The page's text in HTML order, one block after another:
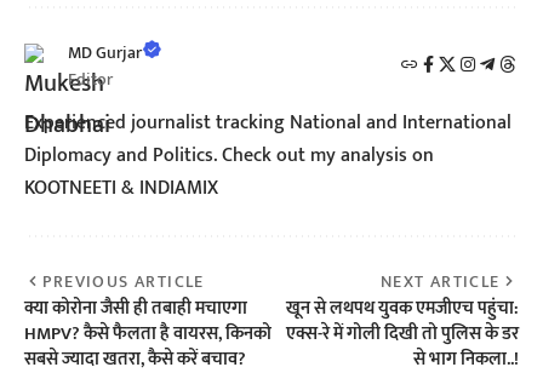
MD Gurjar
Editor
Experienced journalist tracking National and International
Diplomacy and Politics. Check out my analysis on
KOOTNEETI & INDIAMIX
PREVIOUS ARTICLE
क्या कोरोना जैसी ही तबाही मचाएगा
HMPV? कैसे फैलता है वायरस, किनको
सबसे ज्यादा खतरा, कैसे करें बचाव?
NEXT ARTICLE
खून से लथपथ युवक एमजीएच पहुंचा:
एक्स-रे में गोली दिखी तो पुलिस के डर
से भाग निकला..!